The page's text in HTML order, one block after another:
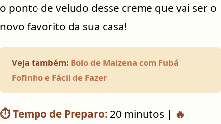
o ponto de veludo desse creme que vai ser o
novo favorito da sua casa!
Veja também: Bolo de Maizena com Fubá
Fofinho e Fácil de Fazer
⏱️ Tempo de Preparo: 20 minutos | 🔥